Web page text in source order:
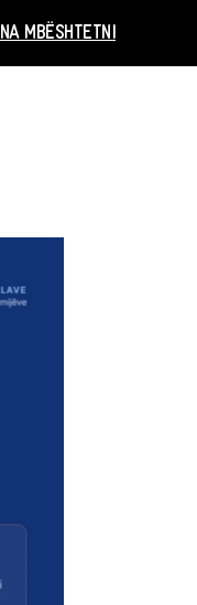
NA MBËSHTETNI